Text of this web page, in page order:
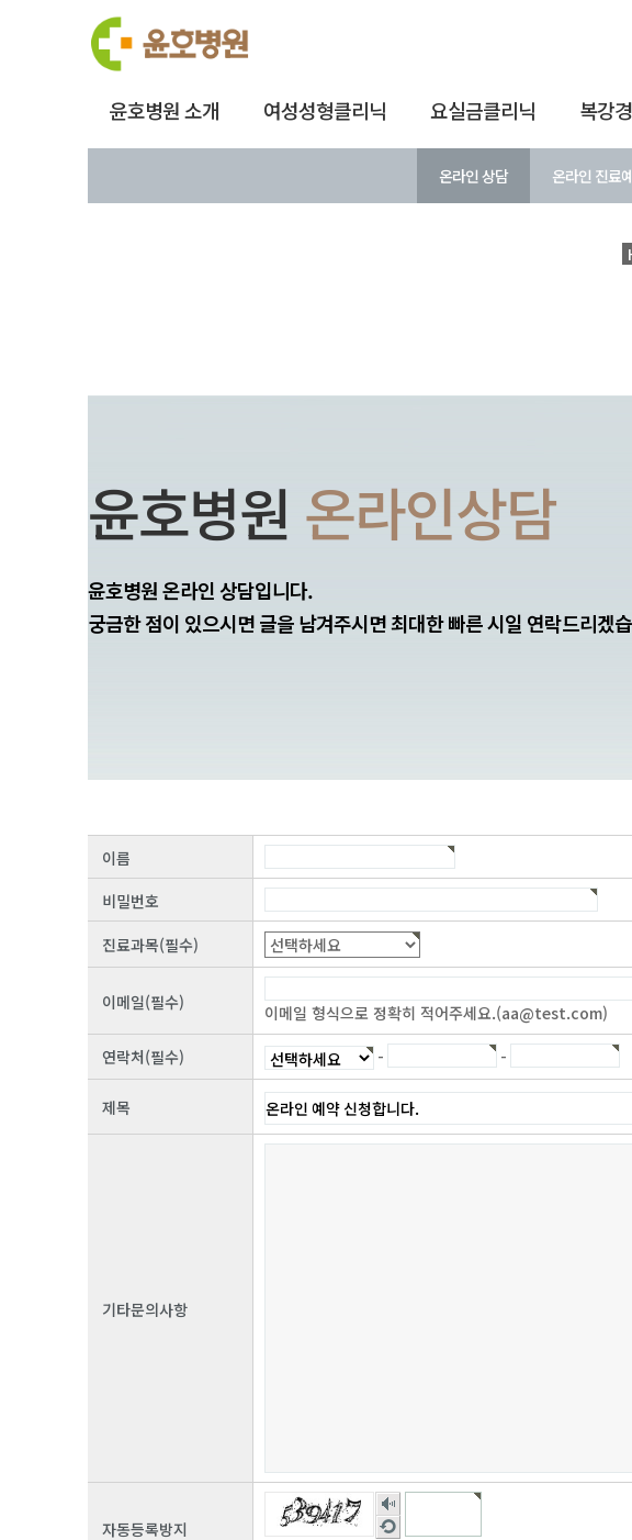
윤호병원 소개 여성성형클리닉 요실금클리닉 복강
온라인 상담 온라인 진료
윤호병원 온라인상담
윤호병원 온라인 상담입니다.
궁금한 점이 있으시면 글을 남겨주시면 최대한 빠른 시일 연락드리겠
이름
비밀번호
진료과목(필수)
이메일(필수)
이메일 형식으로 정확히 적어주세요.(aa@test.com)
연락처(필수)
- -
제목
기타문의사항
자동등록방지
숫
자
새